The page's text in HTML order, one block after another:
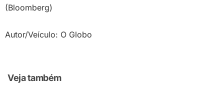
(Bloomberg)
Autor/Veículo: O Globo
Veja também